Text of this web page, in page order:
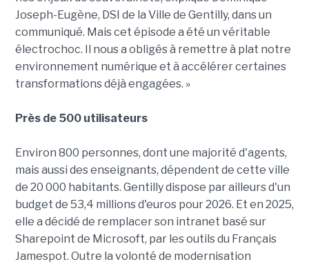
Joseph-Eugène, DSI de la Ville de Gentilly, dans un
communiqué. Mais cet épisode a été un véritable
électrochoc. Il nous a obligés à remettre à plat notre
environnement numérique et à accélérer certaines
transformations déjà engagées. »
Près de 500 utilisateurs
Environ 800 personnes, dont une majorité d'agents,
mais aussi des enseignants, dépendent de cette ville
de 20 000 habitants. Gentilly dispose par ailleurs d'un
budget de 53,4 millions d'euros pour 2026. Et en 2025,
elle a décidé de remplacer son intranet basé sur
Sharepoint de Microsoft, par les outils du Français
Jamespot. Outre la volonté de modernisation